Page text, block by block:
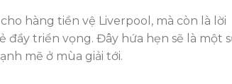
hàng tiền vệ Liverpool, mà còn là lời
triển vọng. Đây hứa hẹn sẽ là một
mẽ ở mùa giải tới.